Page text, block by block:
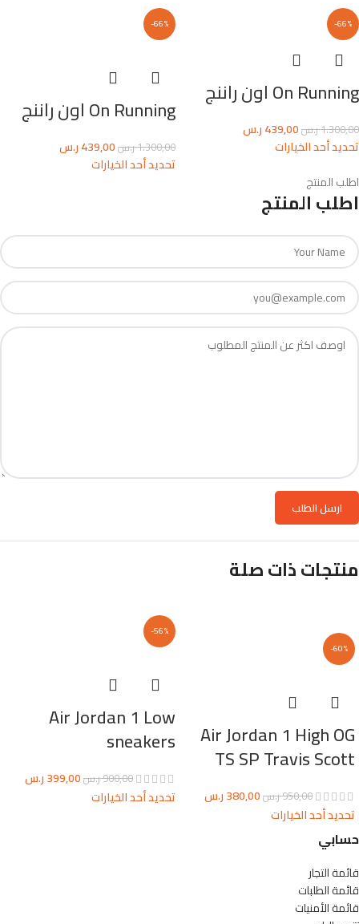
-66%
On Running اون راننج
1.300,00ر.س439,00ر.س
تحديد أحد الخيارات
-66%
On Running اون راننج
1.300,00ر.س439,00ر.س
تحديد أحد الخيارات
اطلب المنتج
اطلب المنتج
منتجات ذات صلة
-60%
Air Jordan 1 High OG
TS SP Travis Scott
950,00ر.س380,00ر.س
تحديد أحد الخيارات
-56%
Air Jordan 1 Low
sneakers
900,00ر.س399,00ر.س
تحديد أحد الخيارات
حسابي
قائمة التجار
قائمة الطلبات
قائمة الأمنيات